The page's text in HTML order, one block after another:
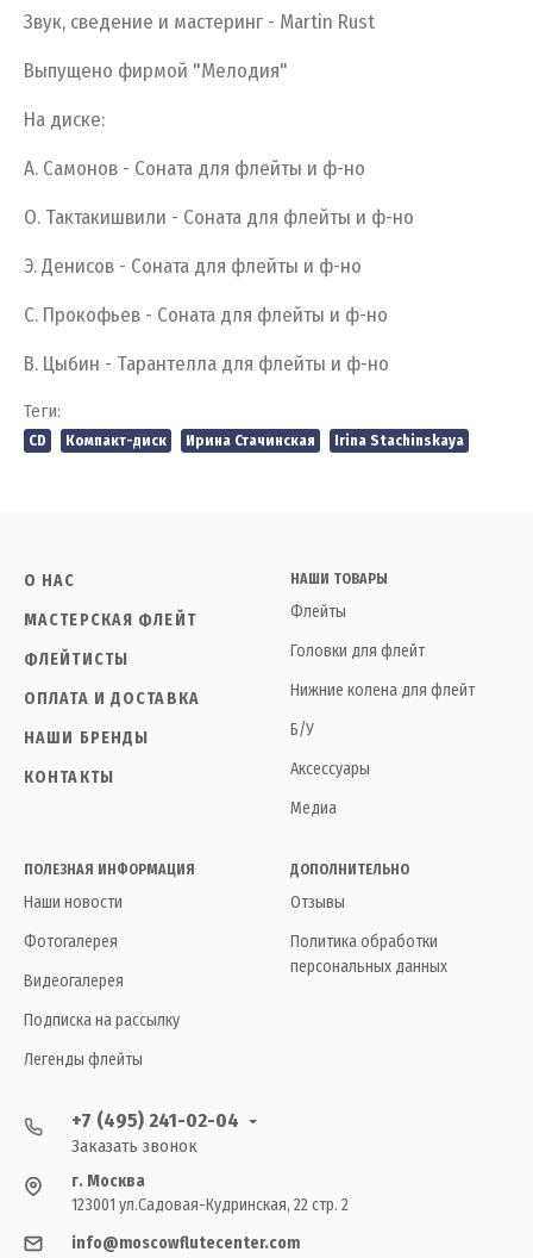
Звук, сведение и мастеринг - Martin Rust
Выпущено фирмой "Мелодия"
На диске:
А. Самонов - Соната для флейты и ф-но
О. Тактакишвили - Соната для флейты и ф-но
Э. Денисов - Соната для флейты и ф-но
С. Прокофьев - Соната для флейты и ф-но
В. Цыбин - Тарантелла для флейты и ф-но
Теги:
CD Компакт-диск Ирина Стачинская Irina Stachinskaya
О НАС
МАСТЕРСКАЯ ФЛЕЙТ
ФЛЕЙТИСТЫ
ОПЛАТА И ДОСТАВКА
НАШИ БРЕНДЫ
КОНТАКТЫ
НАШИ ТОВАРЫ
Флейты
Головки для флейт
Нижние колена для флейт
Б/У
Аксессуары
Медиа
ПОЛЕЗНАЯ ИНФОРМАЦИЯ
Наши новости
Фотогалерея
Видеогалерея
Подписка на рассылку
Легенды флейты
ДОПОЛНИТЕЛЬНО
Отзывы
Политика обработки
персональных данных
+7 (495) 241-02-04
Заказать звонок
г. Москва
123001 ул.Садовая-Кудринская, 22 стр. 2
info@moscowflutecenter.com